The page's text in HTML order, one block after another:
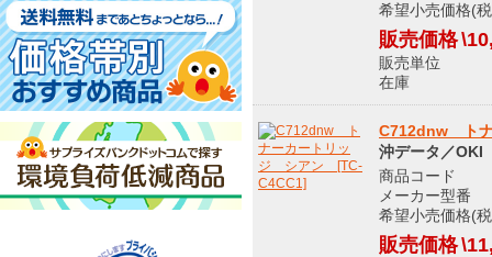
希望小売価格(
販売価格
販売単
在庫 メ
C712dnw ト
沖データ／OKI
商品コー
メーカー型
希望小売価格(
販売価格